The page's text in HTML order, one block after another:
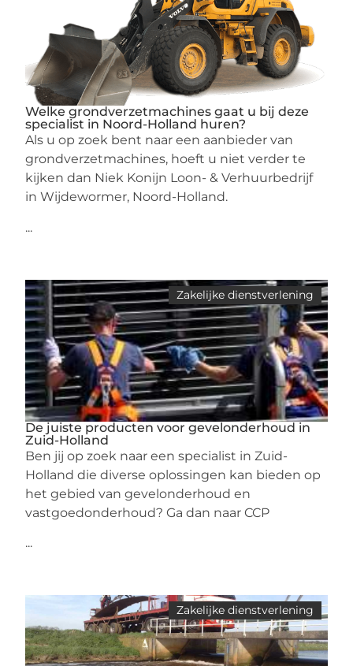
Welke grondverzetmachines gaat u bij deze
specialist in Noord-Holland huren?
Als u op zoek bent naar een aanbieder van
grondverzetmachines, hoeft u niet verder te
kijken dan Niek Konijn Loon- & Verhuurbedrijf
in Wijdewormer, Noord-Holland.
...
Zakelijke dienstverlening
De juiste producten voor gevelonderhoud in
Zuid-Holland
Ben jij op zoek naar een specialist in Zuid-
Holland die diverse oplossingen kan bieden op
het gebied van gevelonderhoud en
vastgoedonderhoud? Ga dan naar CCP
...
Zakelijke dienstverlening